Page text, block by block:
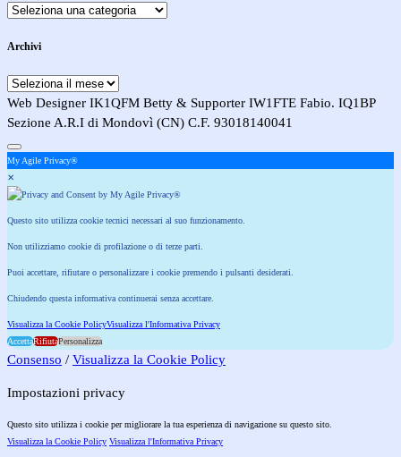
Categories
Archivi
Archivi
Web Designer IK1QFM Betty & Supporter IW1FTE Fabio. IQ1BP
Sezione A.R.I di Mondovì (CN) C.F. 93018140041
My Agile Privacy®
✕
Questo sito utilizza cookie tecnici necessari al suo funzionamento.
Non utilizziamo cookie di profilazione o di terze parti.
Puoi accettare, rifiutare o personalizzare i cookie premendo i pulsanti desiderati.
Chiudendo questa informativa continuerai senza accettare.
Visualizza la Cookie PolicyVisualizza l'Informativa Privacy
AccettaRifiutaPersonalizza
Consenso / Visualizza la Cookie Policy
Impostazioni privacy
Questo sito utilizza i cookie per migliorare la tua esperienza di navigazione su questo sito.
Visualizza la Cookie Policy Visualizza l'Informativa Privacy